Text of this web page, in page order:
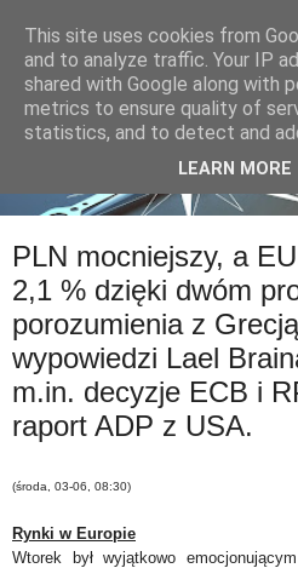
PLN mocniejszy, a
2,1 % dzięki dwóm
porozumienia z
wypowiedzi Lael
m.in. decyzje ECB i
raport ADP z USA.
(środa, 03-06, 08:30)
Rynki w Europie
Wtorek był wyjątkowo
This site uses cookies from
and to analyze traffic. Your IP
shared with Google along with
metrics to ensure quality of
statistics, and to detect and
LEARN MORE